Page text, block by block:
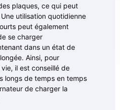
plaques, ce qui peut
utilisation quotidienne
peut également
se charger
dans un état de
Ainsi, pour
il est conseillé de
longs de temps en temps
de charger la